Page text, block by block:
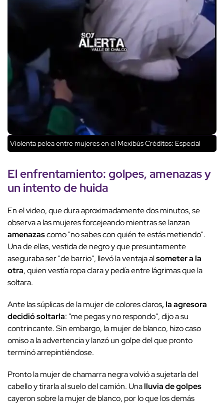
Violenta pelea entre mujeres en el MexibúsCréditos: Especial
El enfrentamiento: golpes, amenazas y
un intento de huida
En el video, que dura aproximadamente dos minutos, se
observa a las mujeres forcejeando mientras se lanzan
amenazascomo "no sabes con quién te estás metiendo".
Una de ellas, vestida de negro y que presuntamente
aseguraba ser "de barrio", llevó la ventaja alsometer a la
otra, quien vestía ropa clara y pedía entre lágrimas que la
soltara.
Ante las súplicas de la mujer de colores claros, la agresora
decidió soltarla: "me pegas y no respondo", dijo a su
contrincante. Sin embargo, la mujer de blanco, hizo caso
omiso a la advertencia y lanzó un golpe del que pronto
terminó arrepintiéndose.
Pronto la mujer de chamarra negra volvió a sujetarla del
cabello y tirarla al suelo del camión. Unalluvia de golpes
cayeron sobre la mujer de blanco, por lo que los demás